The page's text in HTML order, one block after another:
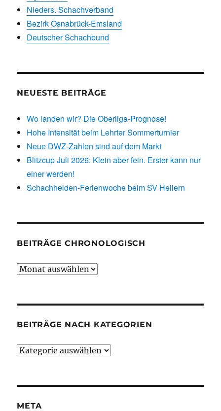
Nieders. Schachverband
Bezirk Osnabrück-Emsland
Deutscher Schachbund
NEUESTE BEITRÄGE
Wo landen wir? Die Oberliga-Prognose!
Hohe Intensität beim Lehrter Sommerturnier
Neue DWZ-Zahlen sind auf dem Markt
Blitzcup Juli 2026: Klein aber fein. Erster kann nur
einer werden!
Schachhelden-Ferienwoche beim SV Hellern
BEITRÄGE CHRONOLOGISCH
Beiträge
BEITRÄGE NACH KATEGORIEN
Beiträge
META